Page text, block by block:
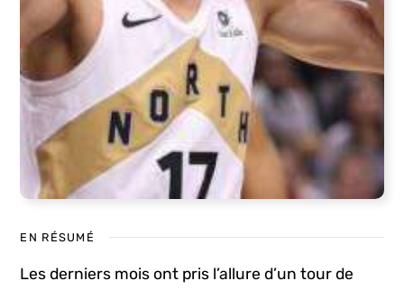
EN RÉSUMÉ
Les derniers mois ont pris l’allure d’un tour de